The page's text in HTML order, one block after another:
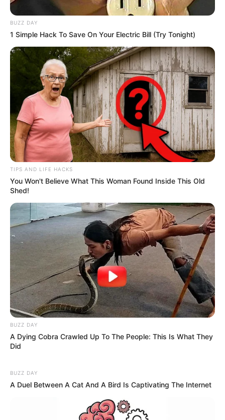
BUZZ DAY
1 Simple Hack To Save On Your Electric Bill (Try Tonight)
TIPS AND LIFE HACKS
You Won't Believe What This Woman Found Inside This Old
Shed!
BUZZ DAY
A Dying Cobra Crawled Up To The People: This Is What They
Did
BUZZ DAY
A Duel Between A Cat And A Bird Is Captivating The Internet